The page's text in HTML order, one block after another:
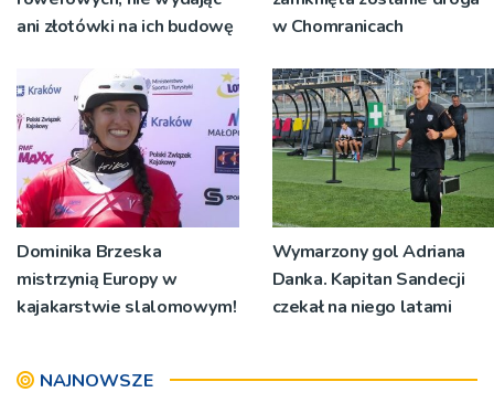
ani złotówki na ich budowę
w Chomranicach
Dominika Brzeska
mistrzynią Europy w
kajakarstwie slalomowym!
Wymarzony gol Adriana
Danka. Kapitan Sandecji
czekał na niego latami
NAJNOWSZE